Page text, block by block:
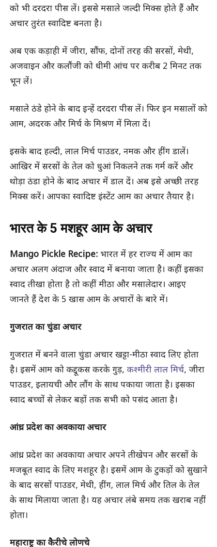
को भी दरदरा पीस लें। इससे मसाले जल्दी मिक्स होते हैं और
अचार तुरंत स्वादिष्ट बनता है।
अब एक कड़ाही में जीरा, सौंफ, दोनों तरह की सरसों, मेथी,
अजवाइन और कलौंजी को धीमी आंच पर करीब 2 मिनट तक
भून लें।
मसाले ठंडे होने के बाद इन्हें दरदरा पीस लें। फिर इन मसालों को
आम, अदरक और मिर्च के मिश्रण में मिला दें।
इसके बाद हल्दी, लाल मिर्च पाउडर, नमक और हींग डालें।
आखिर में सरसों के तेल को धुआं निकलने तक गर्म करें और
थोड़ा ठंडा होने के बाद अचार में डाल दें। अब इसे अच्छी तरह
मिक्स करें। आपका स्वादिष्ट इंस्टेंट आम का अचार तैयार है।
भारत के 5 मशहूर आम के अचार
Mango Pickle Recipe: भारत में हर राज्य में आम का
अचार अलग अंदाज और स्वाद में बनाया जाता है। कहीं इसका
स्वाद तीखा होता है तो कहीं मीठा और मसालेदार। आइए
जानते हैं देश के 5 खास आम के अचारों के बारे में।
गुजरात का चुंडा अचार
गुजरात में बनने वाला चुंडा अचार खट्टा-मीठा स्वाद लिए होता
है। इसमें आम को कद्दूकस करके गुड़, कश्मीरी लाल मिर्च, जीरा
पाउडर, इलायची और लौंग के साथ पकाया जाता है। इसका
स्वाद बच्चों से लेकर बड़ों तक सभी को पसंद आता है।
आंध्र प्रदेश का अवकाया अचार
आंध्र प्रदेश का अवकाया अचार अपने तीखेपन और सरसों के
मजबूत स्वाद के लिए मशहूर है। इसमें आम के टुकड़ों को सुखाने
के बाद सरसों पाउडर, मेथी, हींग, लाल मिर्च और तिल के तेल
के साथ मिलाया जाता है। यह अचार लंबे समय तक खराब नहीं
होता।
महाराष्ट्र का कैरीचे लोणचे